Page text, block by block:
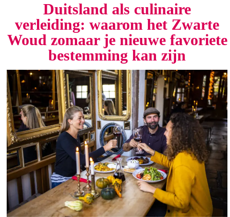
Duitsland als culinaire
verleiding: waarom het Zwarte
Woud zomaar je nieuwe favoriete
bestemming kan zijn